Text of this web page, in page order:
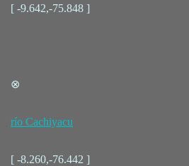
[ -9.642,-75.848 ]
⊗
río Cachiyacu
[ -8.260,-76.442 ]